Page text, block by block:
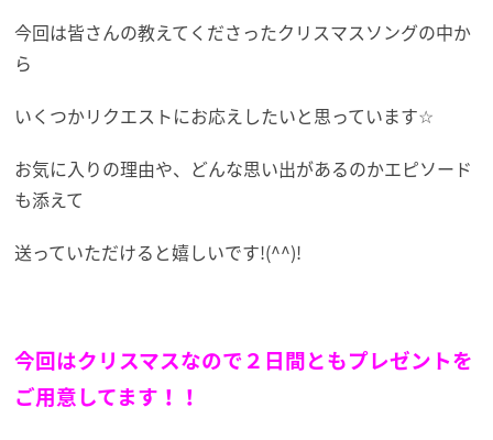
今回は皆さんの教えてくださったクリスマスソングの中か
ら
いくつかリクエストにお応えしたいと思っています☆
お気に入りの理由や、どんな思い出があるのかエピソード
も添えて
送っていただけると嬉しいです!(^^)!
今回はクリスマスなので２日間ともプレゼントを
ご用意してます！！